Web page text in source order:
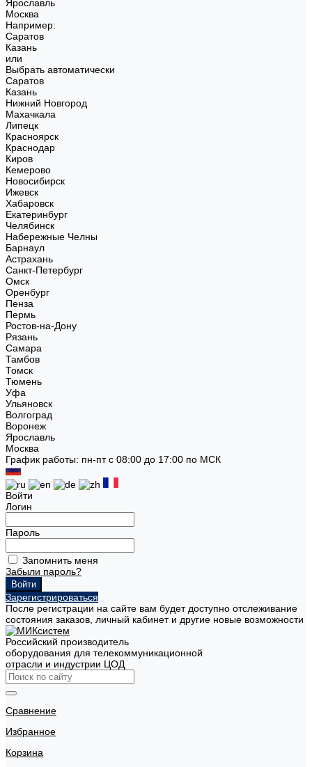
Ярославль
Москва
Например:
Саратов
Казань
или
Выбрать автоматически
Саратов
Казань
Нижний Новгород
Махачкала
Липецк
Красноярск
Краснодар
Киров
Кемерово
Новосибирск
Ижевск
Хабаровск
Екатеринбург
Челябинск
Набережные Челны
Барнаул
Астрахань
Санкт-Петербург
Омск
Оренбург
Пенза
Пермь
Ростов-на-Дону
Рязань
Самара
Тамбов
Томск
Тюмень
Уфа
Ульяновск
Волгоград
Воронеж
Ярославль
Москва
График работы: пн-пт с 08:00 до 17:00 по МСК
Войти
Логин
Пароль
Запомнить меня
Забыли пароль?
Зарегистрироваться
После регистрации на сайте вам будет доступно отслеживание
состояния заказов, личный кабинет и другие новые возможности
Российский производитель
оборудования для телекоммуникационной
отрасли и индустрии ЦОД
Сравнение
Избранное
Корзина